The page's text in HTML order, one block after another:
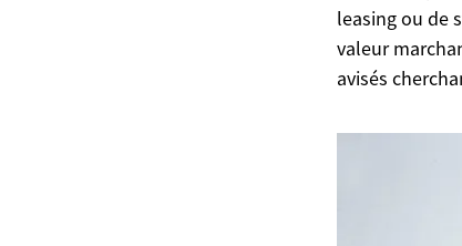
leasing ou de
valeur
avisés